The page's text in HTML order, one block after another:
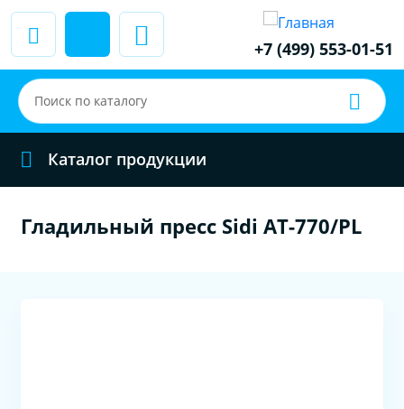
+7 (499) 553-01-51
Каталог продукции
Гладильный пресс Sidi AT-770/PL